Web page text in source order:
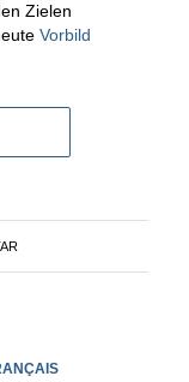
Zielen
Vorbild